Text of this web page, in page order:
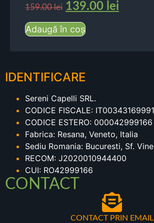
159.00lei 139.00 lei
Adaugă în coș
IDENTIFICARE
Sereni Capelli SRL.
CODICE FISCALE: IT00343169991
CODICE ESTERO: 000042999166
Fabrica: Resana, Veneto, Italia
Sediu Romania: Bucuresti, Sf.
RECOM: J2020010944400
CUI: RO42999166
CONTACT
CONTACT PRIN EMAIL